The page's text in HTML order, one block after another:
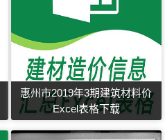
惠州市2019年3期建筑材料价
Excel表格下载